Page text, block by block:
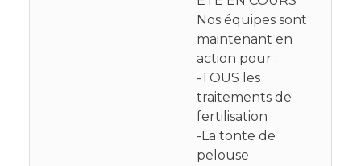
Nos équipes sont
maintenant en
action pour :
-TOUS les
traitements de
fertilisation
-La tonte de
pelouse